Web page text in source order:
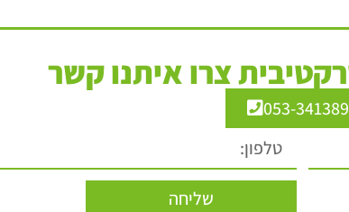
צרו איתנו קשר
053-
שליחה